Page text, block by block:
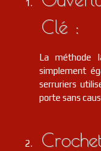
Clé :
La méthode
simplement
serruriers
porte sans